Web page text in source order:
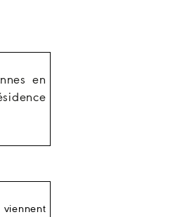
en
viennent